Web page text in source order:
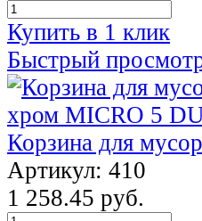
Купить в 1 клик
Быстрый
Корзина для
Артикул: 410
1 258.45 руб.